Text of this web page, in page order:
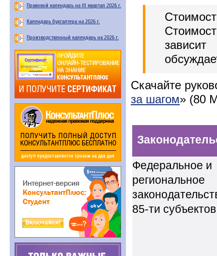
Правовой календарь на III квартал 2026 г.
Календарь бухгалтера на 2026 г.
Производственный календарь на 2026 г.
Скачайте
за шагом» (80
Федеральное и
региональное
85-ти